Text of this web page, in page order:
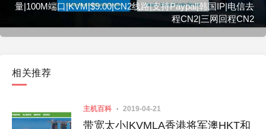
量|100M端口|KVM|$9.00|CN2线路|支持Paypal|韩国IP|电信去
程CN2|三网回程CN2
相关推荐
主机百科 2019-04-21
带宽太小|KVMLA香港将军澳HKT和